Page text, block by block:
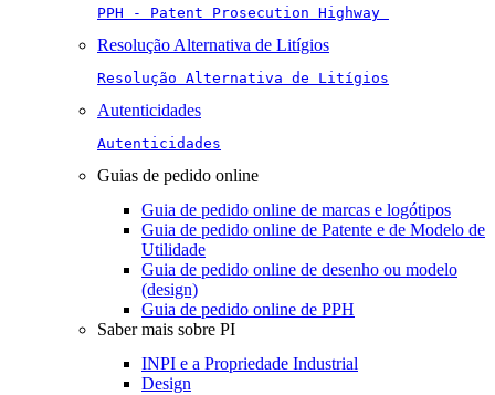
PPH - Patent Prosecution Highway
Resolução Alternativa de Litígios
Resolução Alternativa de Litígios
Autenticidades
Autenticidades
Guias de pedido online
Guia de pedido online de marcas e logótipos
Guia de pedido online de Patente e de Modelo de
Utilidade
Guia de pedido online de desenho ou modelo
(design)
Guia de pedido online de PPH
Saber mais sobre PI
INPI e a Propriedade Industrial
Design